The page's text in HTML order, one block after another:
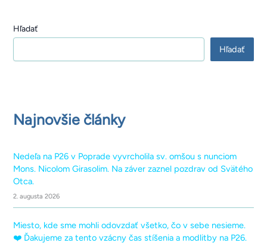
Hľadať
Hľadať
Najnovšie články
Nedeľa na P26 v Poprade vyvrcholila sv. omšou s nunciom
Mons. Nicolom Girasolim. Na záver zaznel pozdrav od Svätého
Otca.
2. augusta 2026
Miesto, kde sme mohli odovzdať všetko, čo v sebe nesieme.
❤️ Ďakujeme za tento vzácny čas stíšenia a modlitby na P26.